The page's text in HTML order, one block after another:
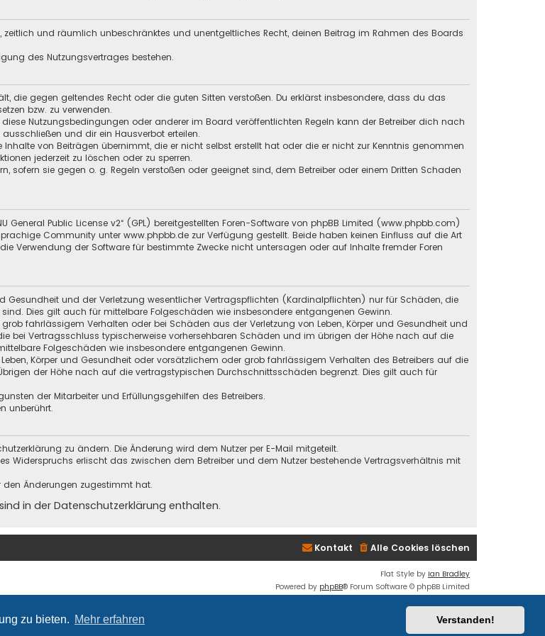
zu bieten. Mehr erfahren Verstanden!
zeitlich und räumlich unbeschränktes und unentgeltliches Recht, deinen Beitrag im Rahmen des Boards
des Nutzungsvertrages bestehen.
die gegen geltendes Recht oder die guten Sitten verstoßen. Du erklärst insbesondere, dass du das
bzw. zu verwenden.
Nutzungsbedingungen oder anderer im Board veröffentlichten Regeln kann der Betreiber dich nach
und dir ein Hausverbot erteilen.
von Beiträgen übernimmt, die er nicht selbst erstellt hat oder die er nicht zur Kenntnis genommen
jederzeit zu löschen oder zu sperren.
sofern sie gegen o. g. Regeln verstoßen oder geeignet sind, dem Betreiber oder einem Dritten Schaden
General Public License v2“ (GPL) bereitgestellten Foren-Software von phpBB Limited (www.phpbb.com)
Community unter www.phpbb.de zur Verfügung gestellt. Beide haben keinen Einfluss auf die Art
Verwendung der Software für bestimmte Zwecke nicht untersagen oder auf Inhalte fremder Foren
Gesundheit und der Verletzung wesentlicher Vertragspflichten (Kardinalpflichten) nur für Schäden, die
Dies gilt auch für mittelbare Folgeschäden wie insbesondere entgangenen Gewinn.
fahrlässigem Verhalten oder bei Schäden aus der Verletzung von Leben, Körper und Gesundheit und
bei Vertragsschluss typischerweise vorhersehbaren Schäden und im übrigen der Höhe nach auf die
Folgeschäden wie insbesondere entgangenen Gewinn.
Körper und Gesundheit oder vorsätzlichem oder grob fahrlässigem Verhalten des Betreibers auf die
der Höhe nach auf die vertragstypischen Durchschnittsschäden begrenzt. Dies gilt auch für
der Mitarbeiter und Erfüllungsgehilfen des Betreibers.
unberührt.
zu ändern. Die Änderung wird dem Nutzer per E-Mail mitgeteilt.
Widerspruchs erlischt das zwischen dem Betreiber und dem Nutzer bestehende Vertragsverhältnis mit
den Änderungen zugestimmt hat.
in der Datenschutzerklärung enthalten.
Alle Cookies löschen
Kontakt
Flat Style by Ian Bradley
Powered by phpBB® Forum Software © phpBB Limited
Nutzungsbedingungen